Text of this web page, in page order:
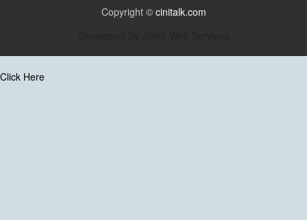
Copyright © cinitalk.com
Click Here